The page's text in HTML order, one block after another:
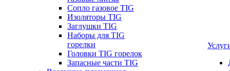
Сопло газовое TIG
Изоляторы TIG
Заглушки TIG
Наборы для TIG
горелки
Головки TIG горелок
Запасные части TIG